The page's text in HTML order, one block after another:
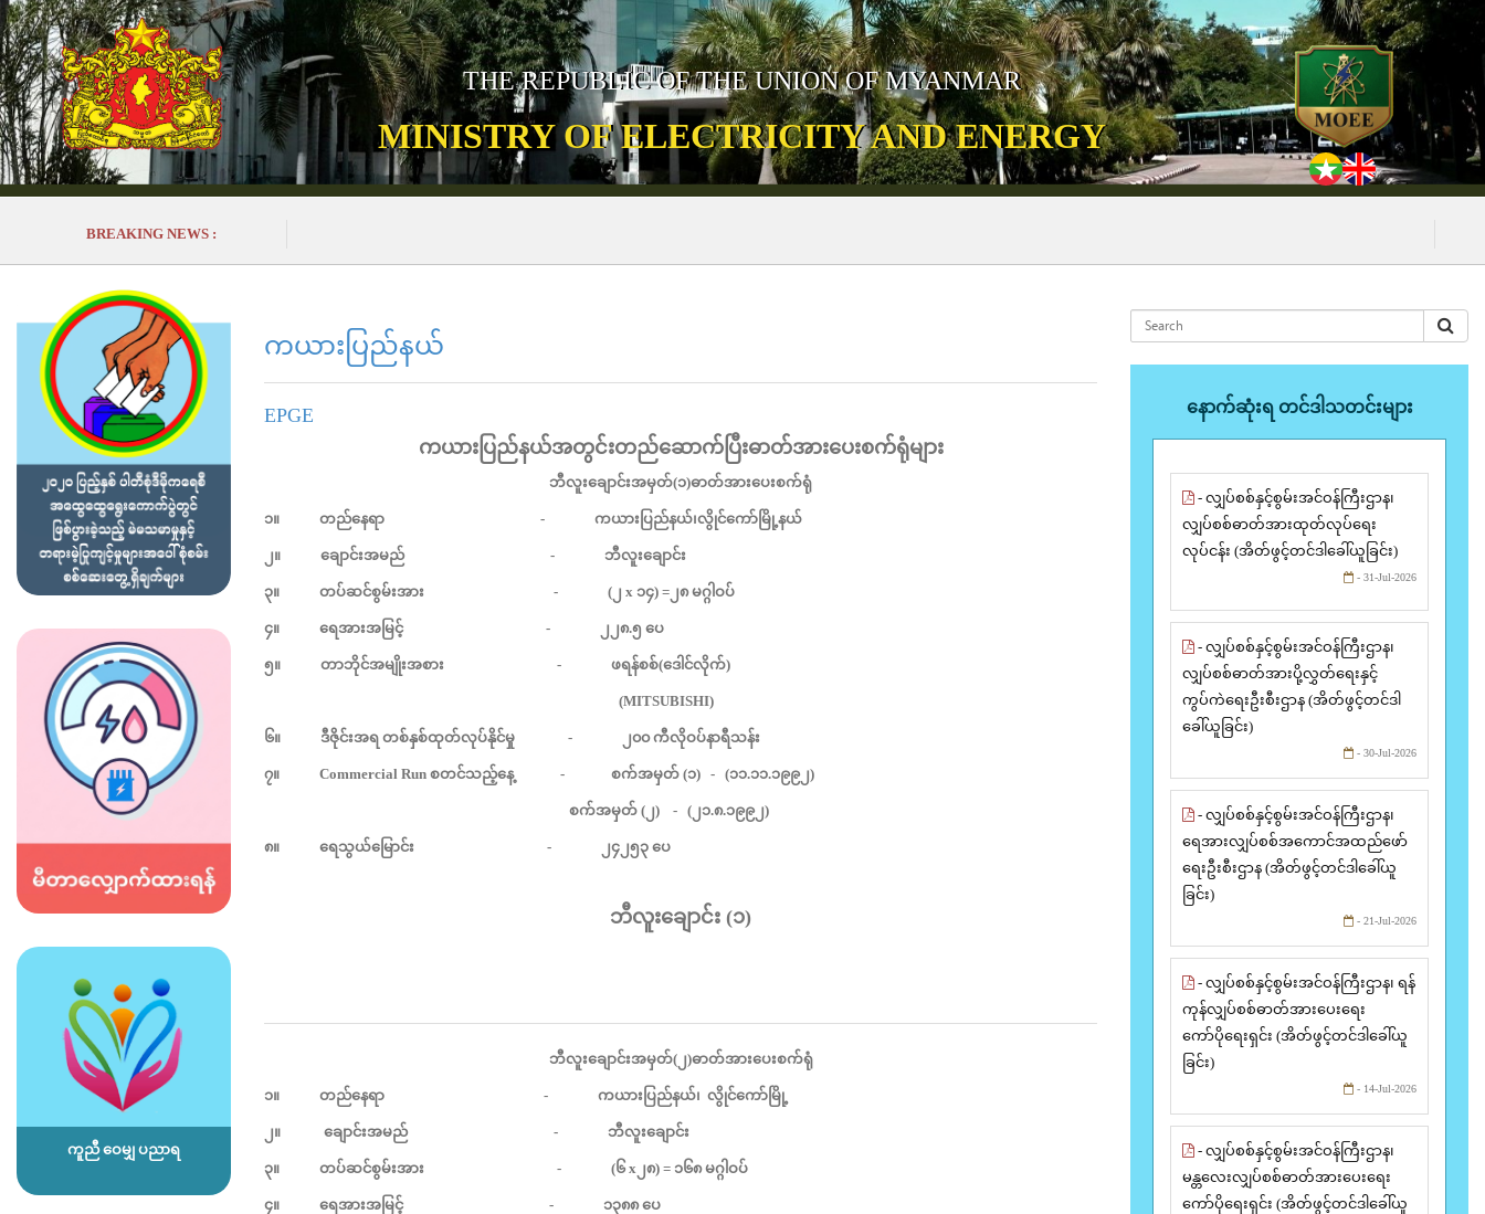
THE REPUBLIC OF THE UNION OF MYANMAR
MINISTRY OF ELECTRICITY AND ENERGY
BREAKING NEWS :
ကူညီ ဝေမျှ ပညာရ
ကယားပြည်နယ်
EPGE
ကယားပြည်နယ်အတွင်းတည်ဆောက်ပြီးဓာတ်အားပေးစက်ရုံများ
ဘီလူးချောင်းအမှတ်(၁)ဓာတ်အားပေးစက်ရုံ
၁။ တည်နေရာ - ကယားပြည်နယ်၊လွိုင်ကော်မြို့နယ်
၂။ ချောင်းအမည်- ဘီလူးချောင်း
၃။ တပ်ဆင်စွမ်းအား - ( ၂ x ၁၄) = ၂၈ မဂ္ဂါဝပ်
၄။ ရေအားအမြင့် - ၂၂၈.၅ ပေ
၅။ တာဘိုင်အမျိုးအစား - ဖရန်စစ်(ဒေါင်လိုက်)
(MITSUBISHI)
၆။ ဒီဇိုင်းအရ တစ်နှစ်ထုတ်လုပ်နိုင်မှု - ၂၀၀ ကီလိုဝပ်နာရီသန်း
၇။ Commercial Run စတင်သည့်နေ့- စက်အမှတ် (၁) - (၁၁.၁၁.၁၉၉၂)
စက်အမှတ် ( ၂) - ( ၂၁.၈.၁၉၉၂)
၈။ ရေသွယ်မြောင်း - ၂၄၂၅၃ ပေ
ဘီလူးချောင်း (၁)
ဘီလူးချောင်းအမှတ်(၂)ဓာတ်အားပေးစက်ရုံ
၁။ တည်နေရာ - ကယားပြည်နယ်၊ လွိုင်ကော်မြို့
၂။ ချောင်းအမည်- ဘီလူးချောင်း
၃။ တပ်ဆင်စွမ်းအား - (၆x ၂၈) = ၁၆၈ မဂ္ဂါဝပ်
၄။ ရေအားအမြင့် - ၁၃၈၈ ပေ
နောက်ဆုံးရ တင်ဒါသတင်းများ
- လျှပ်စစ်နှင့်စွမ်းအင်ဝန်ကြီးဌာန၊
လျှပ်စစ်ဓာတ်အားထုတ်လုပ်ရေး
လုပ်ငန်း (အိတ်ဖွင့်တင်ဒါခေါ်ယူခြင်း)
- 31-Jul-2026
- လျှပ်စစ်နှင့်စွမ်းအင်ဝန်ကြီးဌာန၊
လျှပ်စစ်ဓာတ်အားပို့လွှတ်ရေးနှင့်
ကွပ်ကဲရေးဦးစီးဌာန (အိတ်ဖွင့်တင်ဒါ
ခေါ်ယူခြင်း)
- 30-Jul-2026
- လျှပ်စစ်နှင့်စွမ်းအင်ဝန်ကြီးဌာန၊
ရေအားလျှပ်စစ်အကောင်အထည်ဖော်
ရေးဦးစီးဌာန (အိတ်ဖွင့်တင်ဒါခေါ်ယူ
ခြင်း)
- 21-Jul-2026
- လျှပ်စစ်နှင့်စွမ်းအင်ဝန်ကြီးဌာန၊ ရန်
ကုန်လျှပ်စစ်ဓာတ်အားပေးရေး
ကော်ပိုရေးရှင်း (အိတ်ဖွင့်တင်ဒါခေါ်ယူ
ခြင်း)
- 14-Jul-2026
- လျှပ်စစ်နှင့်စွမ်းအင်ဝန်ကြီးဌာန၊
မန္တလေးလျှပ်စစ်ဓာတ်အားပေးရေး
ကော်ပိုရေးရှင်း (အိတ်ဖွင့်တင်ဒါခေါ်ယူ